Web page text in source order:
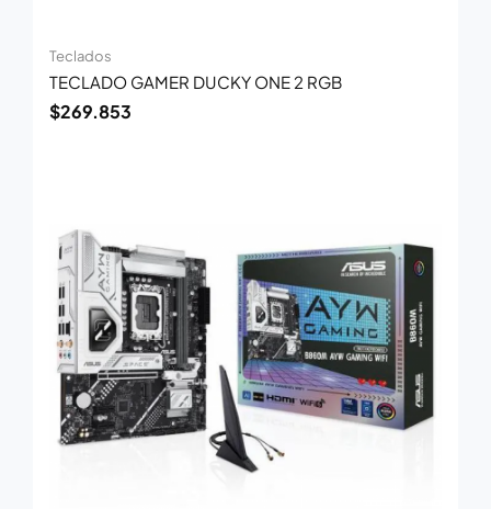
Teclados
TECLADO GAMER DUCKY ONE 2 RGB
$269.853